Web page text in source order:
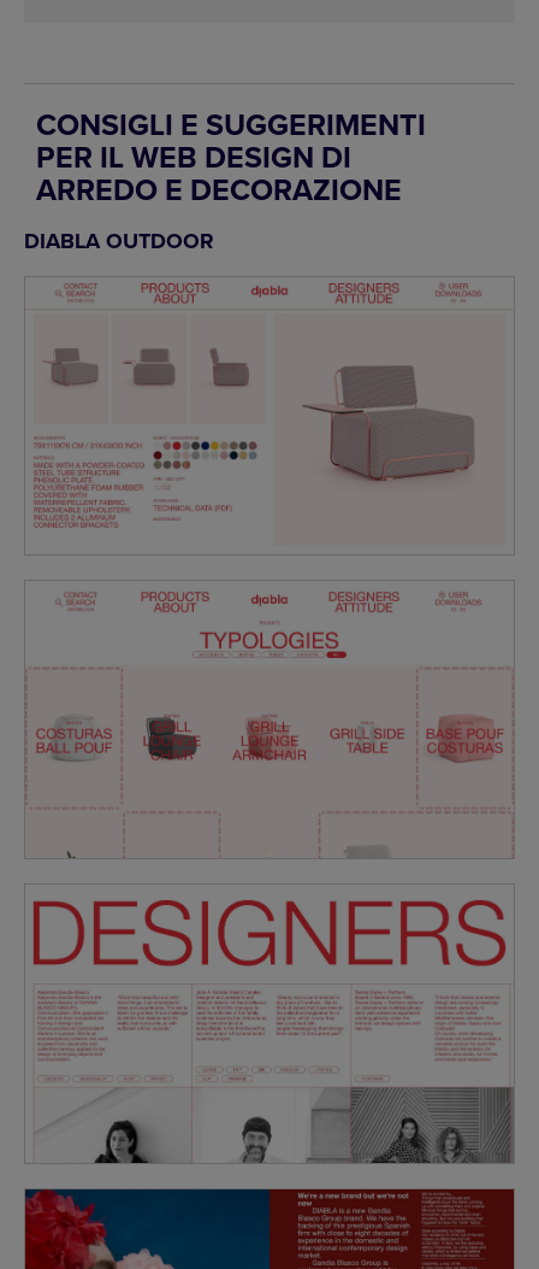
CONSIGLI E SUGGERIMENTI
PER IL WEB DESIGN DI
ARREDO E DECORAZIONE
DIABLA OUTDOOR